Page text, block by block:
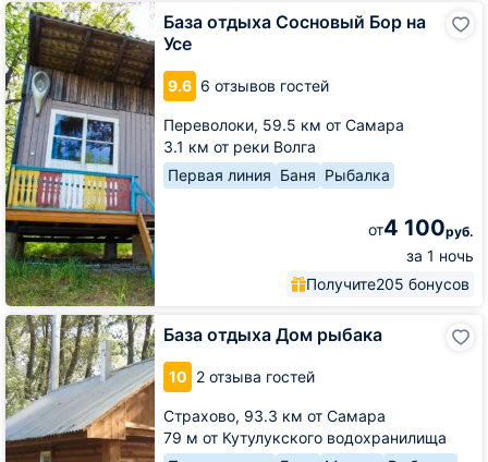
База отдыха Сосновый Бор на
Усе
9.6 6 отзывов гостей
Переволоки, 59.5 км от Самара
3.1 км от реки Волга
Первая линия Баня Рыбалка
от4 100руб.
за 1 ночь
Получите205 бонусов
База
отдыха
Сосновый
Бор
на
Усе
База отдыха Дом рыбака
10 2 отзыва гостей
Страхово, 93.3 км от Самара
79 м от Кутулукского водохранилища
База
отдыха
Дом
рыбака